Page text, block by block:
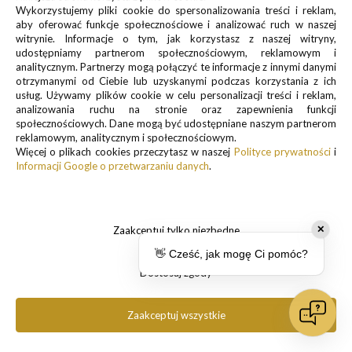
które również wykorzystują iMessage.
Po drugie, polecam przytrzymywać dłużej ikonę plusika
jakieś zdjęcie. Ominiecie w ten sposób listę dostępnych
✕
👋 Cześć, jak mogę Ci pomóc?
Wykorzystujemy pliki cookie do spersonalizowania treści i reklam,
aby oferować funkcje społecznościowe i analizować ruch w naszej
witrynie. Informacje o tym, jak korzystasz z naszej witryny,
udostępniamy partnerom społecznościowym, reklamowym i
analitycznym. Partnerzy mogą połączyć te informacje z innymi danymi
otrzymanymi od Ciebie lub uzyskanymi podczas korzystania z ich
usług. Używamy plików cookie w celu personalizacji treści i reklam,
analizowania ruchu na stronie oraz zapewnienia funkcji
społecznościowych. Dane mogą być udostępniane naszym partnerom
reklamowym, analitycznym i społecznościowym.
Więcej o plikach cookies przeczytasz w naszej Polityce prywatnościi
Informacji Google o przetwarzaniu danych.
Zaakceptuj tylko niezbędne
Dostosuj zgody
Zaakceptuj wszystkie